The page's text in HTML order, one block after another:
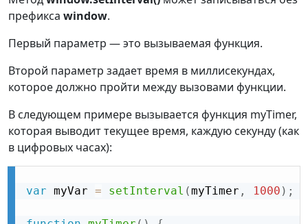
префикса window.
Первый параметр — это вызываемая функция.
Второй параметр задает время в миллисекундах,
которое должно пройти между вызовами функции.
В следующем примере вызывается функция myTimer,
которая выводит текущее время, каждую секунду (как
в цифровых часах):
var myVar = setInterval (myTimer , 1000 ) ;